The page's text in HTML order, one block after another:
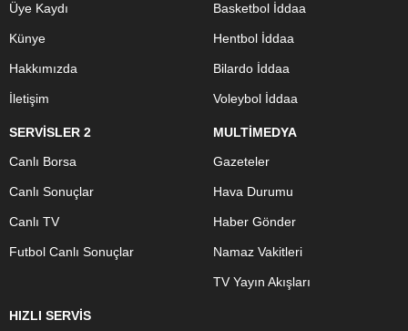
Üye Kaydı
Künye
Hakkımızda
İletişim
Basketbol İddaa
Hentbol İddaa
Bilardo İddaa
Voleybol İddaa
SERVİSLER 2
Canlı Borsa
Canlı Sonuçlar
Canlı TV
Futbol Canlı Sonuçlar
MULTİMEDYA
Gazeteler
Hava Durumu
Haber Gönder
Namaz Vakitleri
TV Yayın Akışları
HIZLI SERVİS